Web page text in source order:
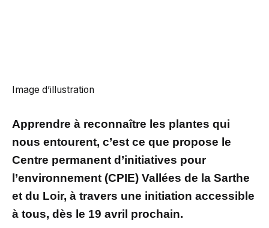
Image d’illustration
Apprendre à reconnaître les plantes qui
nous entourent, c’est ce que propose le
Centre permanent d’initiatives pour
l’environnement (CPIE) Vallées de la Sarthe
et du Loir, à travers une initiation accessible
à tous, dès le 19 avril prochain.